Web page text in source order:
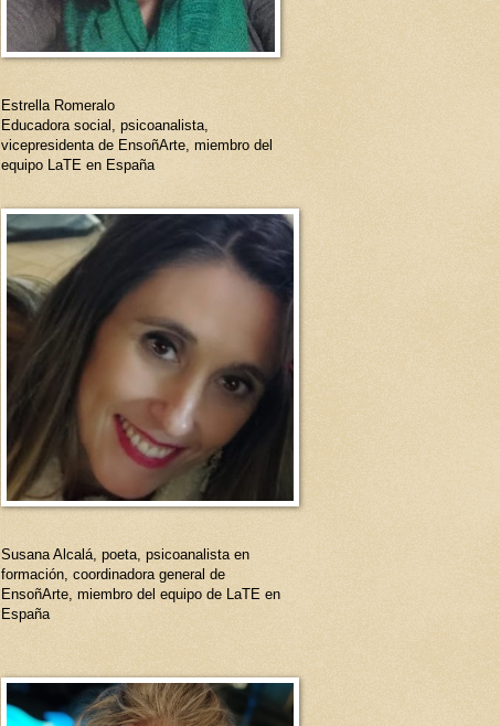
Estrella Romeralo
Educadora social, psicoanalista,
vicepresidenta de EnsoñArte, miembro del
equipo LaTE en España
Susana Alcalá, poeta, psicoanalista en
formación, coordinadora general de
EnsoñArte, miembro del equipo de LaTE en
España